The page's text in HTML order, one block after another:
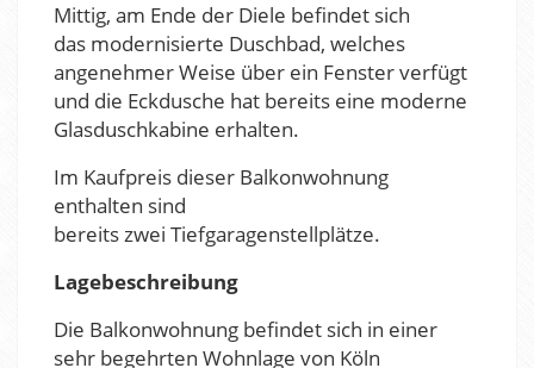
Mittig, am Ende der Diele befindet sich
das modernisierte Duschbad, welches
angenehmer Weise über ein Fenster verfügt
und die Eckdusche hat bereits eine moderne
Glasduschkabine erhalten.
Im Kaufpreis dieser Balkonwohnung
enthalten sind
bereits zwei Tiefgaragenstellplätze.
Lagebeschreibung
Die Balkonwohnung befindet sich in einer
sehr begehrten Wohnlage von Köln